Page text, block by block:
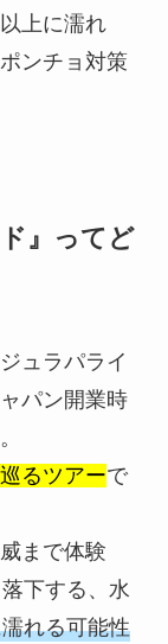
上に濡れ
ンチョ対策
』ってど
ジュラパライ
パン開業時
るツアーで
まで体験
下する、水
れる可能性